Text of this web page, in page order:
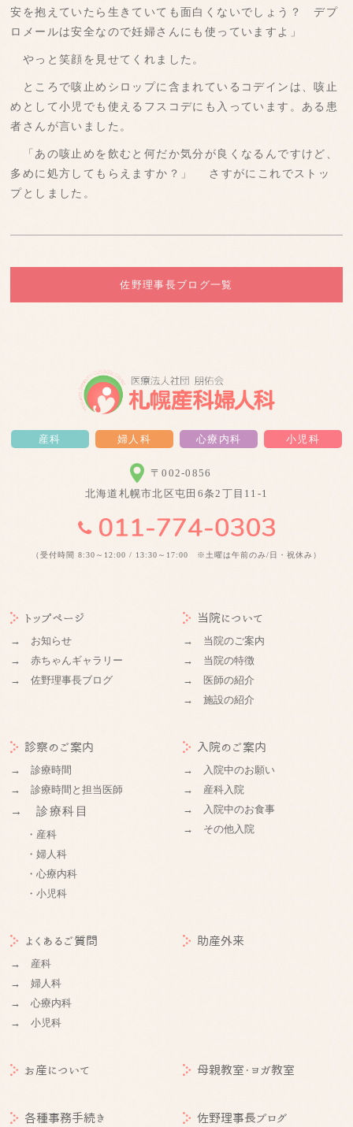
安を抱えていたら生きていても面白くないでしょう？ デプ
ロメールは安全なので妊婦さんにも使っていますよ」
やっと笑顔を見せてくれました。
ところで咳止めシロップに含まれているコデインは、咳止
めとして小児でも使えるフスコデにも入っています。ある患
者さんが言いました。
「あの咳止めを飲むと何だか気分が良くなるんですけど、
多めに処方してもらえますか？」 さすがにこれでストッ
プとしました。
佐野理事長ブログ一覧
産科 婦人科 心療内科 小児科
〒002-0856
北海道札幌市北区屯田6条2丁目11-1
（受付時間 8:30～12:00 / 13:30～17:00 ※土曜は午前のみ/日・祝休み）
トップページ
→ お知らせ
→ 赤ちゃんギャラリー
→ 佐野理事長ブログ
当院について
→ 当院のご案内
→ 当院の特徴
→ 医師の紹介
→ 施設の紹介
診察のご案内
→ 診療時間
→ 診療時間と担当医師
→ 診療科目
・産科
・婦人科
・心療内科
・小児科
入院のご案内
→ 入院中のお願い
→ 産科入院
→ 入院中のお食事
→ その他入院
よくあるご質問
→ 産科
→ 婦人科
→ 心療内科
→ 小児科
助産外来
お産について 母親教室・ヨガ教室
各種事務手続き 佐野理事長ブログ